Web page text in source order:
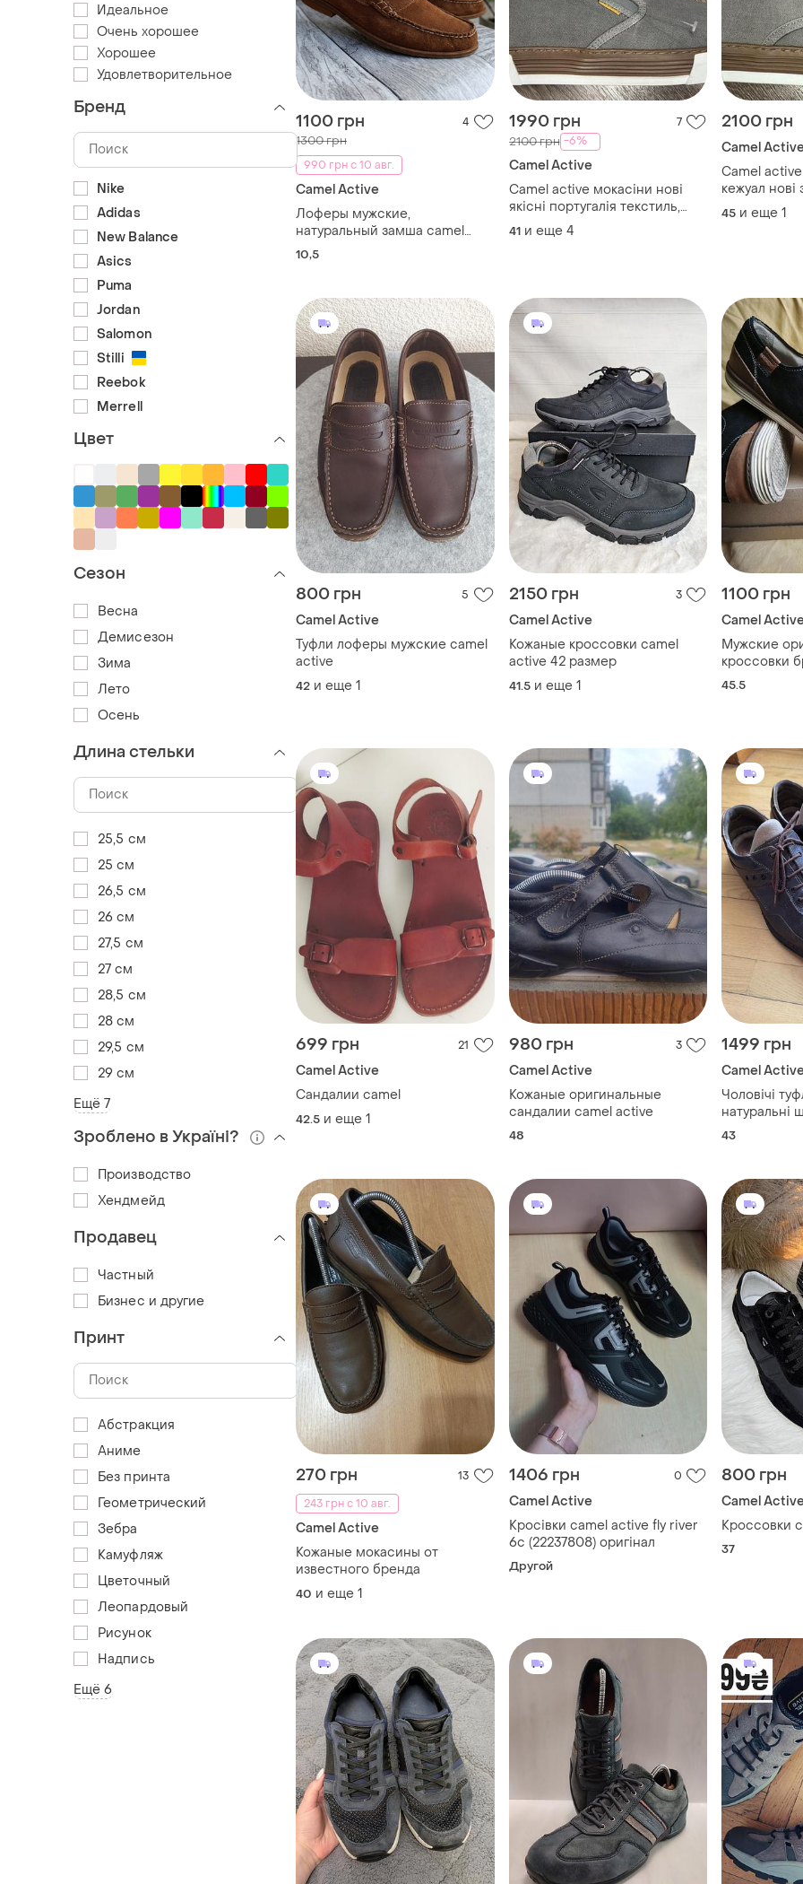
1100 грн 4
1300 грн
990 грн с 10 авг.
Camel Active
Лоферы мужские,
натуральный замша camel
active garda 29.5см
10,5
1990 грн 7
2100 грн -6%
Camel Active
Camel active мокасіни нові
якісні португалія текстиль,
шкіра оригінал
41 и еще 4
2100 грн
Camel
Camel active кеди
кежуал нові
оригінал
45 и еще 1
800 грн 5
Camel Active
Туфли лоферы мужские camel
active
42 и еще 1
2150 грн 3
Camel Active
Кожаные кроссовки camel
active 42 размер
41.5 и еще 1
1100 грн
Camel
Мужские
кроссовки
45.5
699 грн 21
Camel Active
Сандалии camel
42.5 и еще 1
980 грн 3
Camel Active
Кожаные оригинальные
сандалии camel active
48
1499 грн
Camel
Чоловічі
натуральні
gore tex
43
270 грн
13
243 грн с 10 авг.
Camel Active
Кожаные мокасины от
известного бренда
40 и еще 1
1406 грн 0
Camel Active
Кросівки camel active fly river
6c (22237808) оригінал
Другой
800 грн
Camel
Кроссовки
37
Идеальное
Очень хорошее
Хорошее
Удовлетворительное
Бренд
Nike
Adidas
New Balance
Asics
Puma
Jordan
Salomon
Stilli
Reebok
Merrell
Цвет
Сезон
Весна
Демисезон
Зима
Лето
Осень
Длина стельки
25,5 см
25 см
26,5 см
26 см
27,5 см
27 см
28,5 см
28 см
29,5 см
29 см
Ещё 7
Зроблено в Україні?
Производство
Хендмейд
Продавец
Частный
Бизнес и другие
Принт
Абстракция
Аниме
Без принта
Геометрический
Зебра
Камуфляж
Цветочный
Леопардовый
Рисунок
Надпись
Ещё 6